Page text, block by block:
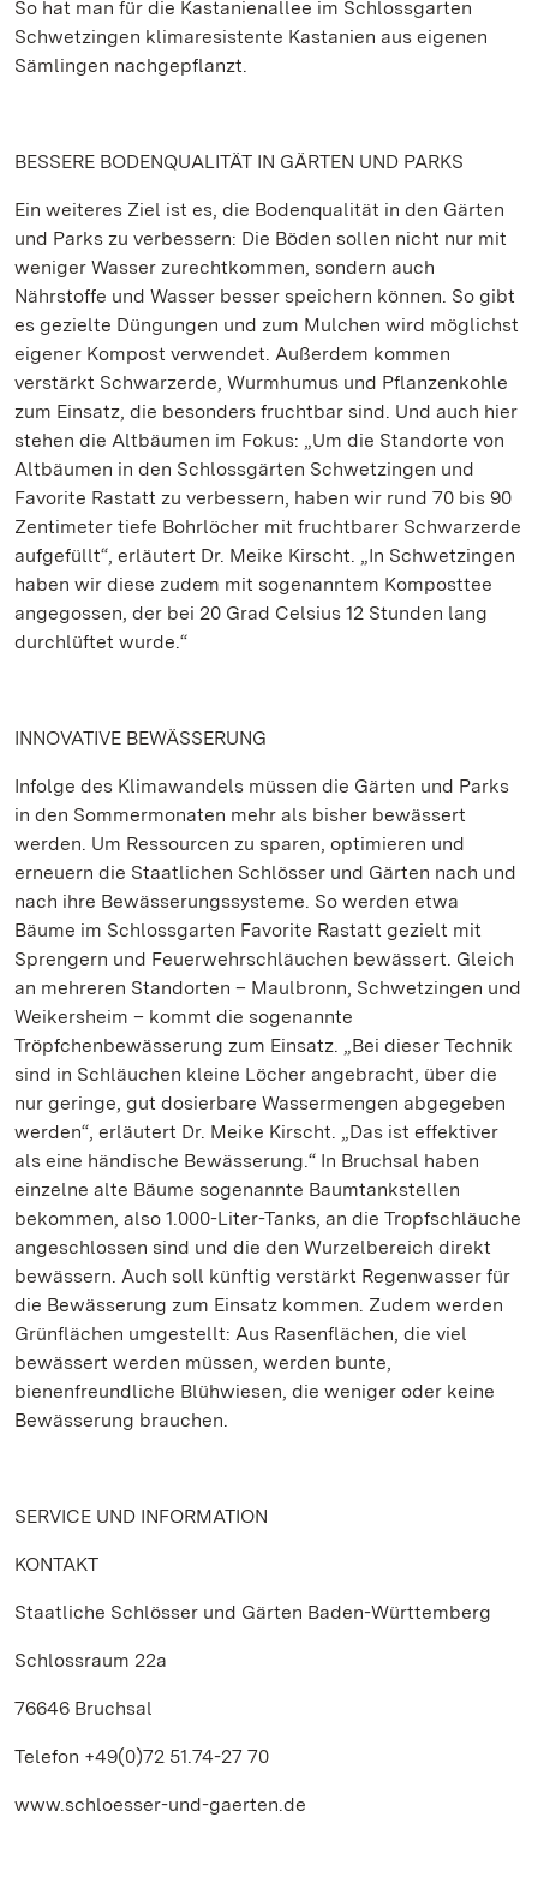
So hat man für die Kastanienallee im Schlossgarten
Schwetzingen klimaresistente Kastanien aus eigenen
Sämlingen nachgepflanzt.
BESSERE BODENQUALITÄT IN GÄRTEN UND PARKS
Ein weiteres Ziel ist es, die Bodenqualität in den Gärten
und Parks zu verbessern: Die Böden sollen nicht nur mit
weniger Wasser zurechtkommen, sondern auch
Nährstoffe und Wasser besser speichern können. So gibt
es gezielte Düngungen und zum Mulchen wird möglichst
eigener Kompost verwendet. Außerdem kommen
verstärkt Schwarzerde, Wurmhumus und Pflanzenkohle
zum Einsatz, die besonders fruchtbar sind. Und auch hier
stehen die Altbäumen im Fokus: „Um die Standorte von
Altbäumen in den Schlossgärten Schwetzingen und
Favorite Rastatt zu verbessern, haben wir rund 70 bis 90
Zentimeter tiefe Bohrlöcher mit fruchtbarer Schwarzerde
aufgefüllt“, erläutert Dr. Meike Kirscht. „In Schwetzingen
haben wir diese zudem mit sogenanntem Komposttee
angegossen, der bei 20 Grad Celsius 12 Stunden lang
durchlüftet wurde.“
INNOVATIVE BEWÄSSERUNG
Infolge des Klimawandels müssen die Gärten und Parks
in den Sommermonaten mehr als bisher bewässert
werden. Um Ressourcen zu sparen, optimieren und
erneuern die Staatlichen Schlösser und Gärten nach und
nach ihre Bewässerungssysteme. So werden etwa
Bäume im Schlossgarten Favorite Rastatt gezielt mit
Sprengern und Feuerwehrschläuchen bewässert. Gleich
an mehreren Standorten – Maulbronn, Schwetzingen und
Weikersheim – kommt die sogenannte
Tröpfchenbewässerung zum Einsatz. „Bei dieser Technik
sind in Schläuchen kleine Löcher angebracht, über die
nur geringe, gut dosierbare Wassermengen abgegeben
werden“, erläutert Dr. Meike Kirscht. „Das ist effektiver
als eine händische Bewässerung.“ In Bruchsal haben
einzelne alte Bäume sogenannte Baumtankstellen
bekommen, also 1.000-Liter-Tanks, an die Tropfschläuche
angeschlossen sind und die den Wurzelbereich direkt
bewässern. Auch soll künftig verstärkt Regenwasser für
die Bewässerung zum Einsatz kommen. Zudem werden
Grünflächen umgestellt: Aus Rasenflächen, die viel
bewässert werden müssen, werden bunte,
bienenfreundliche Blühwiesen, die weniger oder keine
Bewässerung brauchen.
SERVICE UND INFORMATION
KONTAKT
Staatliche Schlösser und Gärten Baden-Württemberg
Schlossraum 22a
76646 Bruchsal
Telefon +49(0)72 51.74-27 70
www.schloesser-und-gaerten.de